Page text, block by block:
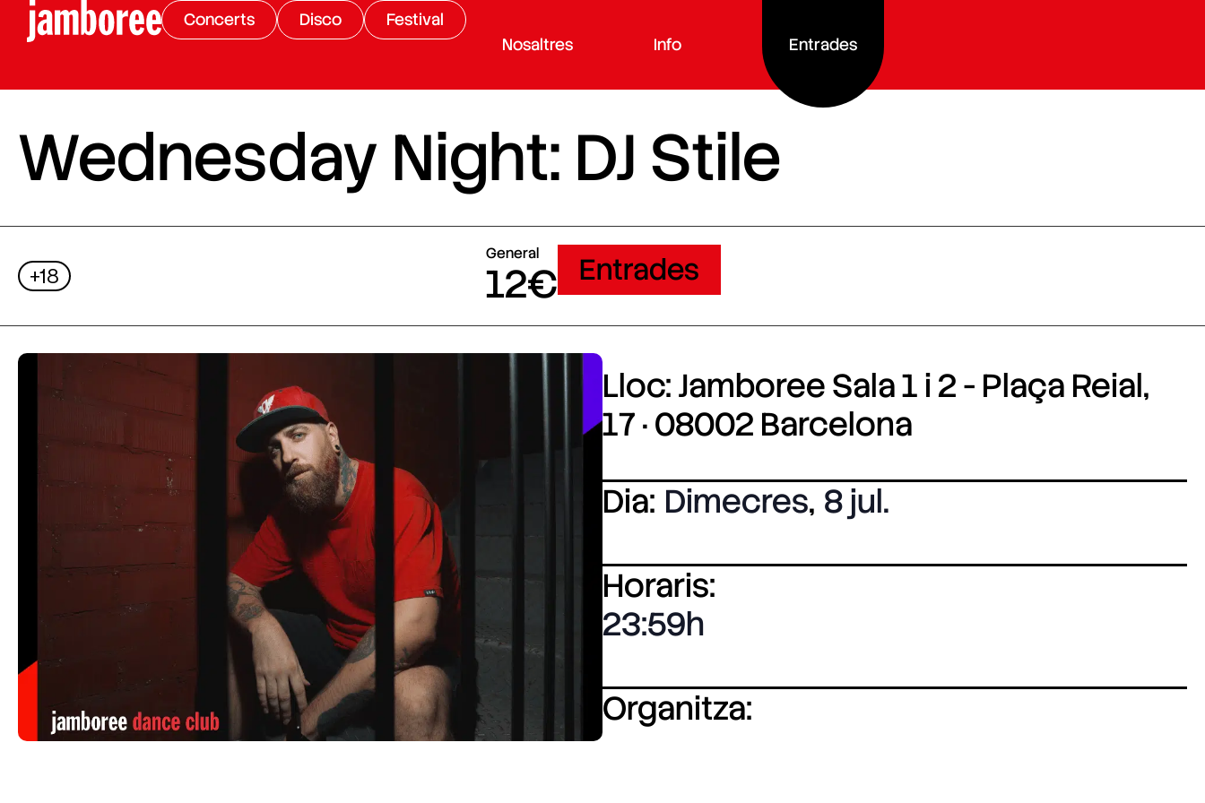
Concerts Disco
Festival
Nosaltres
Info Entrades
Wednesday Night: DJ Stile
+18
General
12€ Entrades
Lloc: Jamboree Sala 1 i 2 - Plaça Reial,
17 · 08002 Barcelona
Dia: Dimecres, 8 jul.
Horaris:
23:59
Organitza: